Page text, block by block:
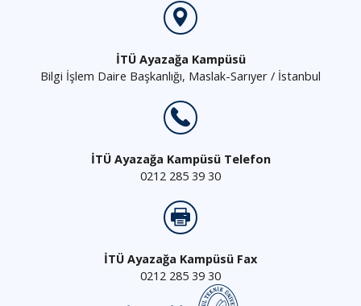
İTÜ Ayazağa Kampüsü
Bilgi İşlem Daire Başkanlığı, Maslak-Sarıyer / İstanbul
İTÜ Ayazağa Kampüsü Telefon
0212 285 39 30
İTÜ Ayazağa Kampüsü Fax
0212 285 39 30